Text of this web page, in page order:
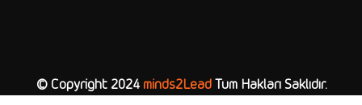
© Copyright 2024 minds2LeadTüm Hakları Saklıdır.